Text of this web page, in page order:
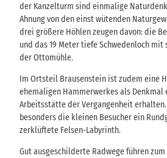
der Kanzelturm sind einmalige
Ahnung von den einst wütenden
drei größere Höhlen zeugen davon: die
und das 19 Meter tiefe Schwedenloch
der Ottomühle.
Im Ortsteil Brausenstein ist zudem eine
ehemaligen Hammerwerkes als
Arbeitsstätte der Vergangenheit
besonders die kleinen Besucher ein
zerklüftete Felsen-Labyrinth.
Gut ausgeschilderte Radwege führen